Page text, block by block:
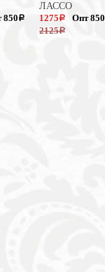
850a
ЛАССО
1275 a
2125a
Опт 850